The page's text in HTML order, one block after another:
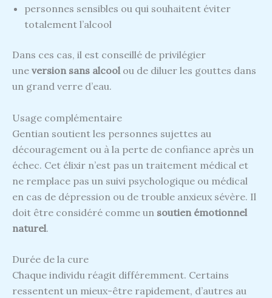
personnes sensibles ou qui souhaitent éviter
totalement l’alcool
Dans ces cas, il est conseillé de privilégier
une version sans alcoolou de diluer les gouttes dans
un grand verre d’eau.
Usage complémentaire
Gentian soutient les personnes sujettes au
découragement ou à la perte de confiance après un
échec. Cet élixir n’est pas un traitement médical et
ne remplace pas un suivi psychologique ou médical
en cas de dépression ou de trouble anxieux sévère. Il
doit être considéré comme un soutien émotionnel
naturel.
Durée de la cure
Chaque individu réagit différemment. Certains
ressentent un mieux-être rapidement, d’autres au